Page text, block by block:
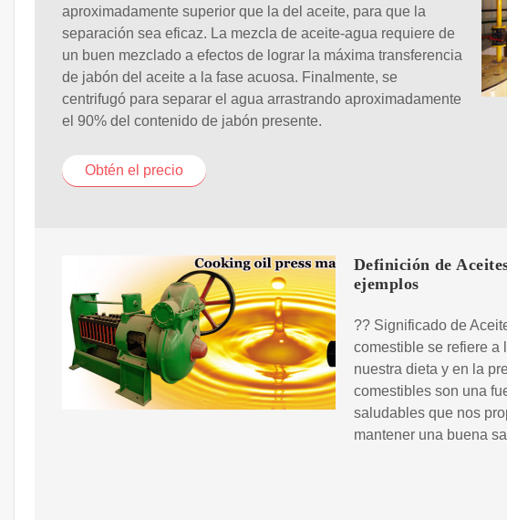
aproximadamente superior que la del aceite, para que la
separación sea eficaz. La mezcla de aceite-agua requiere de
un buen mezclado a efectos de lograr la máxima transferencia
de jabón del aceite a la fase acuosa. Finalmente, se
centrifugó para separar el agua arrastrando aproximadamente
el 90% del contenido de jabón presente.
Obtén el precio
Definición de
ejemplos
?? Significado de
comestible se refiere a
nuestra dieta y en la
comestibles son una
saludables que nos
mantener una buena